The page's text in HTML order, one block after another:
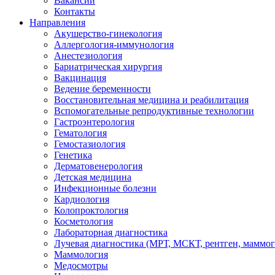
Контакты
Направления
Акушерство-гинекология
Аллергология-иммунология
Анестезиология
Бариатрическая хирургия
Вакцинация
Ведение беременности
Восстановительная медицина и реабилитация
Вспомогательные репродуктивные технологии
Гастроэнтерология
Гематология
Гемостазиология
Генетика
Дерматовенерология
Детская медицина
Инфекционные болезни
Кардиология
Колопроктология
Косметология
Лабораторная диагностика
Лучевая диагностика (МРТ, МСКТ, рентген,
Маммология
Медосмотры